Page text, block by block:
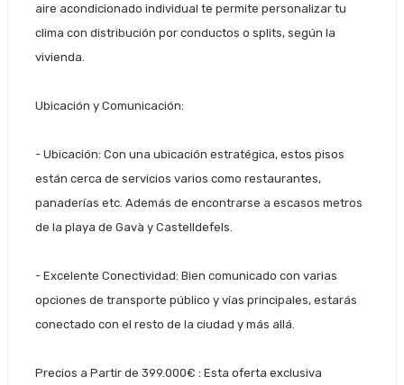
aire acondicionado individual te permite personalizar tu
clima con distribución por conductos o splits, según la
vivienda.
Ubicación y Comunicación:
- Ubicación: Con una ubicación estratégica, estos pisos
están cerca de servicios varios como restaurantes,
panaderías etc. Además de encontrarse a escasos metros
de la playa de Gavà y Castelldefels.
- Excelente Conectividad: Bien comunicado con varias
opciones de transporte público y vías principales, estarás
conectado con el resto de la ciudad y más allá.
Precios a Partir de 399.000€ : Esta oferta exclusiva